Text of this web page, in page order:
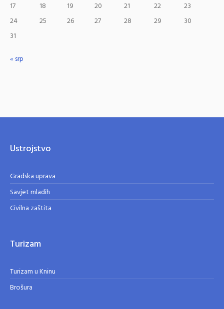
17
18 19 20 21 22
23
24
25 26 27 28 29
30
31
« srp
Ustrojstvo
Gradska uprava
Savjet mladih
Civilna zaštita
Turizam
Turizam u Kninu
Brošura